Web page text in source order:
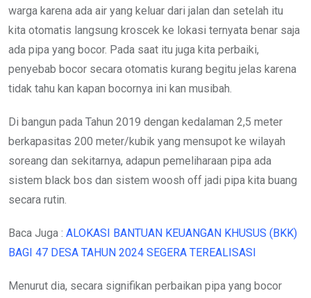
warga karena ada air yang keluar dari jalan dan setelah itu
kita otomatis langsung kroscek ke lokasi ternyata benar saja
ada pipa yang bocor. Pada saat itu juga kita perbaiki,
penyebab bocor secara otomatis kurang begitu jelas karena
tidak tahu kan kapan bocornya ini kan musibah.
Di bangun pada Tahun 2019 dengan kedalaman 2,5 meter
berkapasitas 200 meter/kubik yang mensupot ke wilayah
soreang dan sekitarnya, adapun pemeliharaan pipa ada
sistem black bos dan sistem woosh off jadi pipa kita buang
secara rutin.
Baca Juga : ALOKASI BANTUAN KEUANGAN KHUSUS (BKK)
BAGI 47 DESA TAHUN 2024 SEGERA TEREALISASI
Menurut dia, secara signifikan perbaikan pipa yang bocor